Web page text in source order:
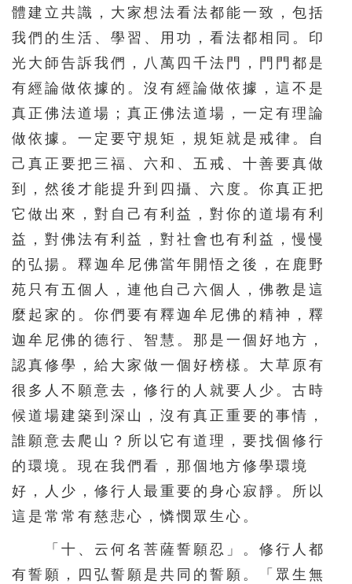
體建立共識，大家想法看法都能一致，包括
我們的生活、學習、用功，看法都相同。印
光大師告訴我們，八萬四千法門，門門都是
有經論做依據的。沒有經論做依據，這不是
真正佛法道場；真正佛法道場，一定有理論
做依據。一定要守規矩，規矩就是戒律。自
己真正要把三福、六和、五戒、十善要真做
到，然後才能提升到四攝、六度。你真正把
它做出來，對自己有利益，對你的道場有利
益，對佛法有利益，對社會也有利益，慢慢
的弘揚。釋迦牟尼佛當年開悟之後，在鹿野
苑只有五個人，連他自己六個人，佛教是這
麼起家的。你們要有釋迦牟尼佛的精神，釋
迦牟尼佛的德行、智慧。那是一個好地方，
認真修學，給大家做一個好榜樣。大草原有
很多人不願意去，修行的人就要人少。古時
候道場建築到深山，沒有真正重要的事情，
誰願意去爬山？所以它有道理，要找個修行
的環境。現在我們看，那個地方修學環境
好，人少，修行人最重要的身心寂靜。所以
這是常常有慈悲心，憐憫眾生心。
「十、云何名菩薩誓願忍」。修行人都
有誓願，四弘誓願是共同的誓願。「眾生無